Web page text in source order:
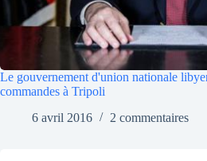
Le gouvernement d'union nationale
commandes à Tripoli
6 avril 2016
2 commentaires